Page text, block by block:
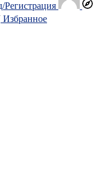
Регистрация
Избранное